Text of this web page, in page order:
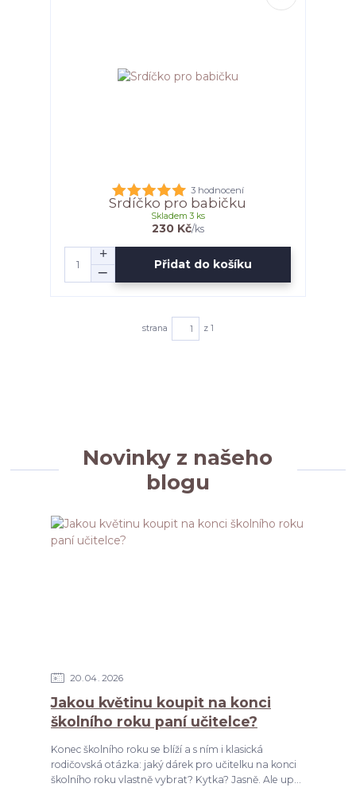
3 hodnocení
Srdíčko pro babičku
230 Kč/ks
Skladem 3 ks
Přidat do košíku
strana z 1
Novinky z našeho
blogu
20 04 2026
Jakou květinu koupit na konci
školního roku paní učitelce?
Konec školního roku se blíží a s ním i klasická
rodičovská otázka: jaký dárek pro učitelku na konci
školního roku vlastně vybrat? Kytka? Jasně. Ale up...